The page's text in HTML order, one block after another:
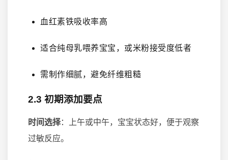
血红素铁吸收率高
适合纯母乳喂养宝宝，或米粉接受度低者
需制作细腻，避免纤维粗糙
2.3 初期添加要点
时间选择：上午或中午，宝宝状态好，便于观察
过敏反应。